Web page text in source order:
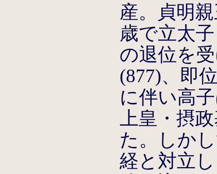
産。貞明
歳で立太
の退位を
(877)、即
に伴い高
上皇・摂
た。しか
経と対立